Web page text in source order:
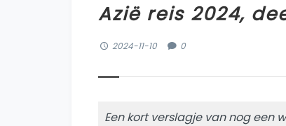
Azië reis 2024,
2024-11-10 0
Een kort verslagje van nog een